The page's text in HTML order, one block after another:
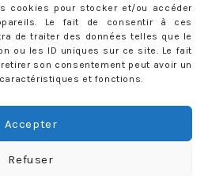
cookies pour stocker et/ou accéder
Le fait de consentir à ces
de traiter des données telles que le
ou les ID uniques sur ce site. Le fait
son consentement peut avoir un
et fonctions.
Accepter
Refuser
398 autres abonnés